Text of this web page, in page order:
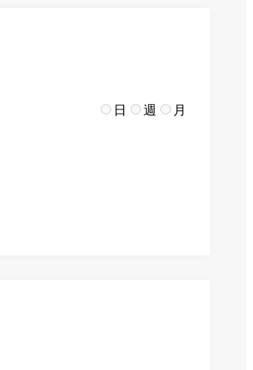
日 週 月